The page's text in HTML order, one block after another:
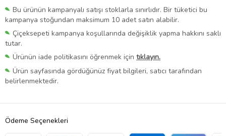
Bu ürünün kampanyalı satışı stoklarla sınırlıdır. Bir tüketici bu
kampanya stoğundan maksimum 10 adet satın alabilir.
Çiçeksepeti kampanya koşullarında değişiklik yapma hakkını saklı
tutar.
Ürünün iade politikasını öğrenmek için tıklayın.
Ürün sayfasında gördüğünüz fiyat bilgileri, satıcı tarafından
belirlenmektedir.
Ödeme Seçenekleri